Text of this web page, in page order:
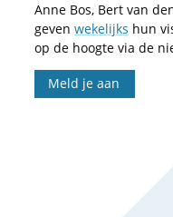
Anne Bos, Bert van
geven wekelijks hun
op de hoogte via de
Meld je aan